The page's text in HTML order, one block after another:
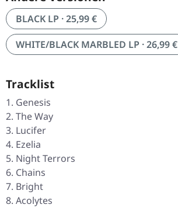
BLACK LP · 25,99 €
WHITE/BLACK MARBLED LP · 26,99 €
Tracklist
Genesis
The Way
Lucifer
Ezelia
Night Terrors
Chains
Bright
Acolytes